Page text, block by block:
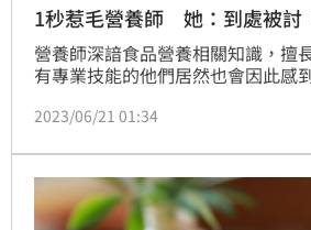
1秒惹毛營養師 她：到處被討
營養師深諳食品營養相關知識，擅
有專業技能的他們居然也會因此感
學，就會想跟她討「免費的菜單」。
2023/06/21 01:34